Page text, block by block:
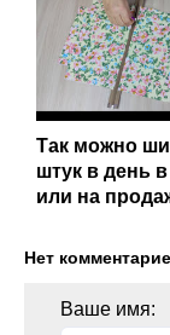
Так можно
штук в день
или на
Нет
Ваше имя: